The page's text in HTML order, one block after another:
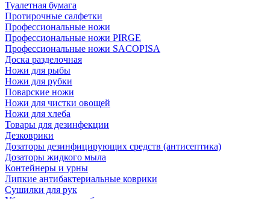
Туалетная бумага
Протирочные салфетки
Профессиональные ножи
Профессиональные ножи PIRGE
Профессиональные ножи SACOPISA
Доска разделочная
Ножи для рыбы
Ножи для рубки
Поварские ножи
Ножи для чистки овощей
Ножи для хлеба
Товары для дезинфекции
Дезковрики
Дозаторы дезинфицирующих средств (антисептика)
Дозаторы жидкого мыла
Контейнеры и урны
Липкие антибактериальные коврики
Сушилки для рук